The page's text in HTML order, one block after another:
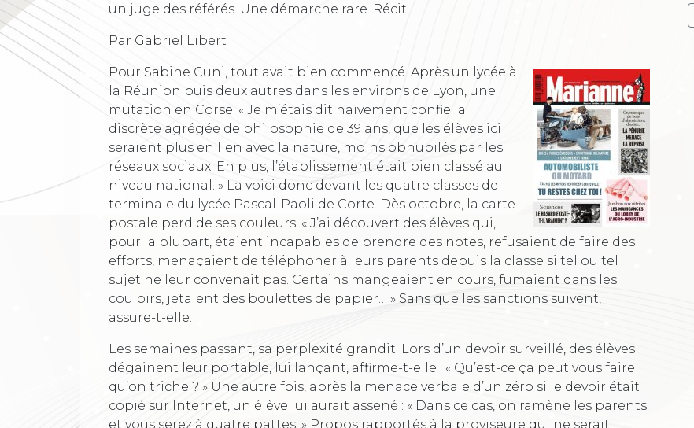
un juge des référés. Une démarche rare. Récit.
Par Gabriel Libert
Pour Sabine Cuni, tout avait bien commencé. Après un lycée à
la Réunion puis deux autres dans les environs de Lyon, une
mutation en Corse. « Je m’étais dit naïvement confie la
discrète agrégée de philosophie de 39 ans, que les élèves ici
seraient plus en lien avec la nature, moins obnubilés par les
réseaux sociaux. En plus, l’établissement était bien classé au
niveau national. » La voici donc devant les quatre classes de
terminale du lycée Pascal-Paoli de Corte. Dès octobre, la carte
postale perd de ses couleurs. « J’ai découvert des élèves qui,
pour la plupart, étaient incapables de prendre des notes, refusaient de faire des
efforts, menaçaient de téléphoner à leurs parents depuis la classe si tel ou tel
sujet ne leur convenait pas. Certains mangeaient en cours, fumaient dans les
couloirs, jetaient des boulettes de papier… » Sans que les sanctions suivent,
assure-t-elle.
Les semaines passant, sa perplexité grandit. Lors d’un devoir surveillé, des élèves
dégainent leur portable, lui lançant, affirme-t-elle : « Qu’est-ce ça peut vous faire
qu’on triche ? » Une autre fois, après la menace verbale d’un zéro si le devoir était
copié sur Internet, un élève lui aurait assené : « Dans ce cas, on ramène les parents
et vous serez à quatre pattes. » Propos rapportés à la proviseure qui ne serait